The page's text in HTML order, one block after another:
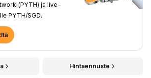
(PYTH) ja live-
PYTH/SGD.
Hintaennuste